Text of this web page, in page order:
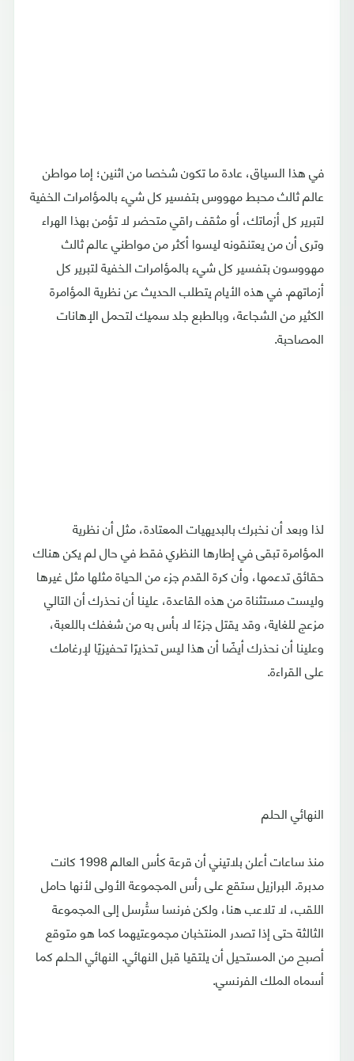
في هذا السياق، عادة ما تكون شخصا من اثنين؛ إما مواطن
عالم ثالث محبط مهووس بتفسير كل شيء بالمؤامرات الخفية
لتبرير كل أزماتك، أو مثقف راقي متحضر لا تؤمن بهذا الهراء
وترى أن من يعتنقونه ليسوا أكثر من مواطني عالم ثالث
مهووسون بتفسير كل شيء بالمؤامرات الخفية لتبرير كل
أزماتهم. في هذه الأيام يتطلب الحديث عن نظرية المؤامرة
الكثير من الشجاعة، وبالطبع جلد سميك لتحمل الإهانات
المصاحبة.
لذا وبعد أن نخبرك بالبديهيات المعتادة، مثل أن نظرية
المؤامرة تبقى في إطارها النظري فقط في حال لم يكن هناك
حقائق تدعمها، وأن كرة القدم جزء من الحياة مثلها مثل غيرها
وليست مستثناة من هذه القاعدة، علينا أن نحذرك أن التالي
مزعج للغاية، وقد يقتل جزءًا لا بأس به من شغفك باللعبة،
وعلينا أن نحذرك أيضًا أن هذا ليس تحذيرًا تحفيزيًا لإرغامك
على القراءة.
النهائي الحلم
منذ ساعات أعلن بلاتيني أن قرعة كأس العالم 1998 كانت
مدبرة. البرازيل ستقع على رأس المجموعة الأولى لأنها حامل
اللقب، لا تلاعب هنا، ولكن فرنسا ستُرسل إلى المجموعة
الثالثة حتى إذا تصدر المنتخبان مجموعتيهما كما هو متوقع
أصبح من المستحيل أن يلتقيا قبل النهائي. النهائي الحلم كما
أسماه الملك الفرنسي.